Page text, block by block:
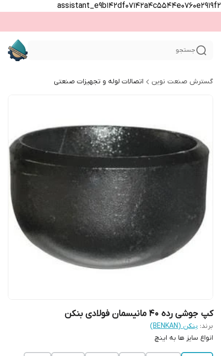
assistant_e9b142df07142a4c5544e0760e2919f2
جستجو
گسترش صنعت نوین اتصالات لوله و تجهیزات صنعتی
کپ جوشی رده 40 مانیسمان فولادی بنکن
برند: بنکن (BENKAN)
انواع سایز ها به اینچ